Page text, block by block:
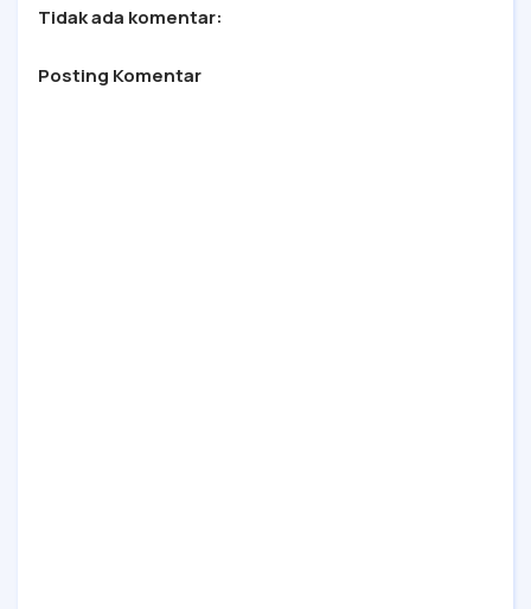
Tidak ada komentar:
Posting Komentar